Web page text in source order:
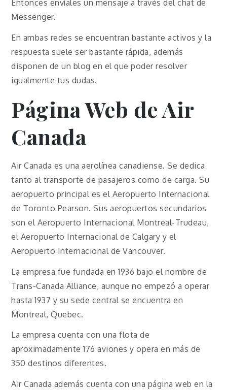
Entonces envíales un mensaje a través del chat de
Messenger.
En ambas redes se encuentran bastante activos y la
respuesta suele ser bastante rápida, además
disponen de un blog en el que poder resolver
igualmente tus dudas.
Página Web de Air
Canada
Air Canada es una aerolínea canadiense. Se dedica
tanto al transporte de pasajeros como de carga. Su
aeropuerto principal es el Aeropuerto Internacional
de Toronto Pearson. Sus aeropuertos secundarios
son el Aeropuerto Internacional Montreal-Trudeau,
el Aeropuerto Internacional de Calgary y el
Aeropuerto Internacional de Vancouver.
La empresa fue fundada en 1936 bajo el nombre de
Trans-Canada Alliance, aunque no empezó a operar
hasta 1937 y su sede central se encuentra en
Montreal, Quebec.
La empresa cuenta con una flota de
aproximadamente 176 aviones y opera en más de
350 destinos diferentes.
Air Canada además cuenta con una página web en la